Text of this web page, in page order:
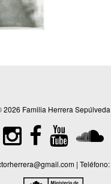
2026 Familia Herrera Sepúlveda
| Teléfono: